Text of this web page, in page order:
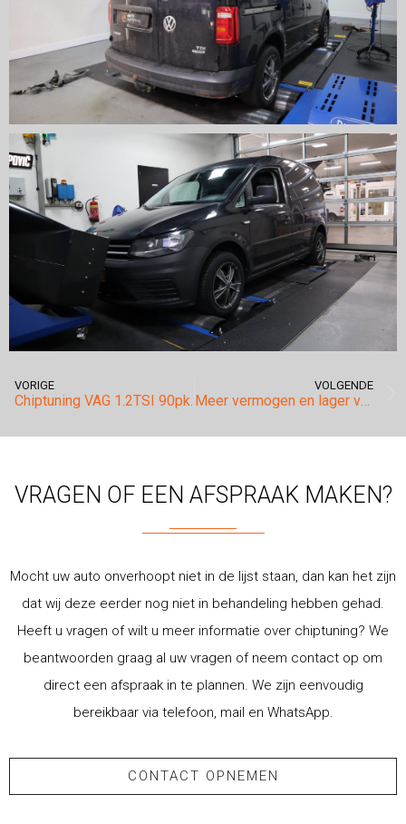
VORIGE
Chiptuning VAG 1.2TSI 90pk.
VOLGENDE
Meer vermogen en lager verbruik.
VRAGEN OF EEN AFSPRAAK MAKEN?
Mocht uw auto onverhoopt niet in de lijst staan, dan kan het zijn
dat wij deze eerder nog niet in behandeling hebben gehad.
Heeft u vragen of wilt u meer informatie over chiptuning? We
beantwoorden graag al uw vragen of neem contact op om
direct een afspraak in te plannen. We zijn eenvoudig
bereikbaar via telefoon, mail en WhatsApp.
CONTACT OPNEMEN